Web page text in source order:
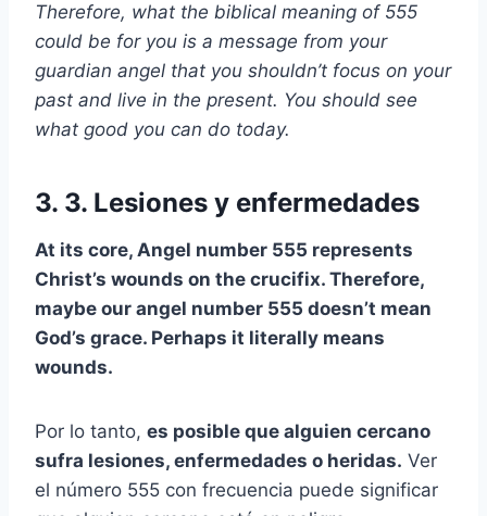
Therefore, what the biblical meaning of 555
could be for you is a message from your
guardian angel that you shouldn’t focus on your
past and live in the present. You should see
what good you can do today.
3. 3. Lesiones y enfermedades
At its core, Angel number 555 represents
Christ’s wounds on the crucifix. Therefore,
maybe our angel number 555 doesn’t mean
God’s grace. Perhaps it literally means
wounds.
Por lo tanto, es posible que alguien cercano
sufra lesiones, enfermedades o heridas. Ver
el número 555 con frecuencia puede significar